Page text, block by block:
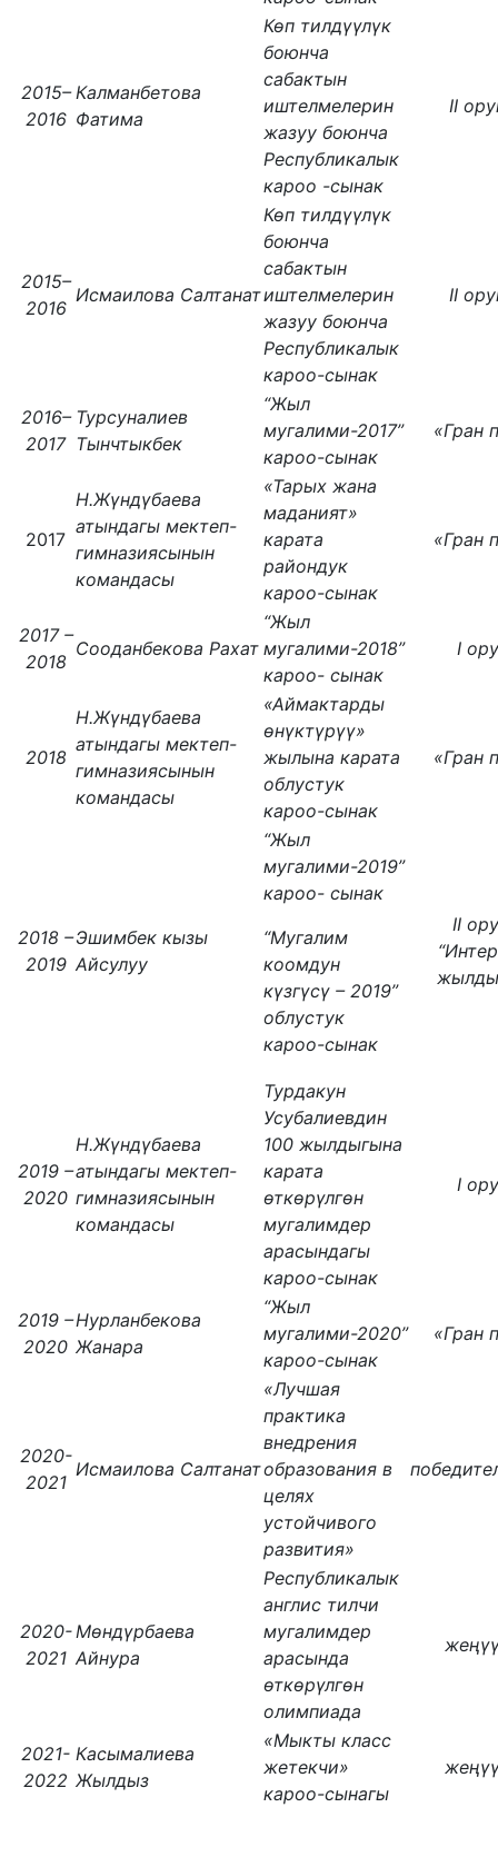
2015–
2016
Калманбетова
Фатима
Көп тилдүүлүк
боюнча
сабактын
иштелмелерин
жазуу боюнча
Республикалык
кароо -сынак
II
2015–
2016
Исмаилова Салтанат
Көп тилдүүлүк
боюнча
сабактын
иштелмелерин
жазуу боюнча
Республикалык
кароо-сынак
II
2016–
2017
Турсуналиев
Тынчтыкбек
“Жыл
мугалими-2017”
кароо-сынак
«Гран
2017
Н.Жүндүбаева
атындагы мектеп-
гимназиясынын
командасы
«Тарых жана
маданият»
карата
райондук
кароо-сынак
«Гран
2017 –
2018
Сооданбекова Рахат
“Жыл
мугалими-2018”
кароо- сынак
I
2018
Н.Жүндүбаева
атындагы мектеп-
гимназиясынын
командасы
«Аймактарды
өнүктүрүү»
жылына карата
облустук
кароо-сынак
«Гран
2018 –
2019
Эшимбек кызы
Айсулуу
“Жыл
мугалими-2019”
кароо- сынак
“Мугалим
коомдун
күзгүсү – 2019”
облустук
кароо-сынак
II
2019 –
2020
Н.Жүндүбаева
атындагы мектеп-
гимназиясынын
командасы
Турдакун
Усубалиевдин
100 жылдыгына
карата
өткөрүлгөн
мугалимдер
арасындагы
кароо-сынак
I
2019 –
2020
Нурланбекова
Жанара
“Жыл
мугалими-2020”
кароо-сынак
«Гран
2020-
2021
Исмаилова Салтанат
«Лучшая
практика
внедрения
образования в
целях
устойчивого
развития»
2020-
2021
Мөндүрбаева
Айнура
Республикалык
англис тилчи
мугалимдер
арасында
өткөрүлгөн
олимпиада
2021-
2022
Касымалиева
Жылдыз
«Мыкты класс
жетекчи»
кароо-сынагы